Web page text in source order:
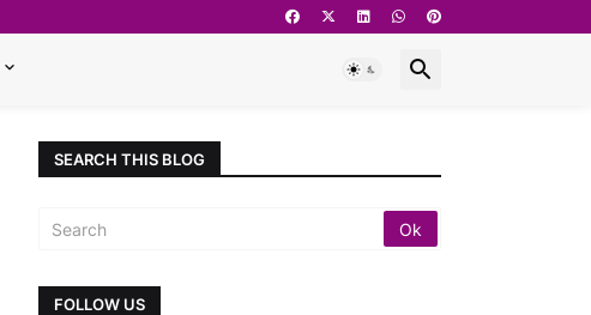
SEARCH THIS BLOG
FOLLOW US